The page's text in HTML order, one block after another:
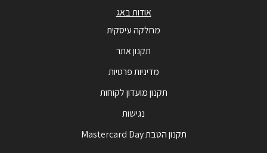
אודות באג
מחלקה עיסקית
תקנון אתר
מדיניות פרטיות
תקנון מועדון לקוחות
נגישות
תקנון הטבת Mastercard Day